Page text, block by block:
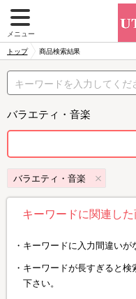
メニュー
トップ 商品検索結果
バラエティ・音楽
バラエティ・音楽
キーワードに関連し
キーワードに入力間違いが
キーワードが長すぎると検
下さい。